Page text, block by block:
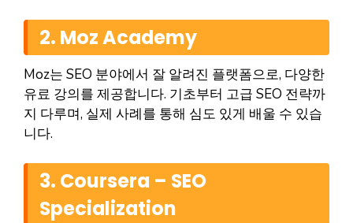
2. Moz Academy
Moz는 SEO 분야에서 잘 알려진 플랫폼으로, 다양한
유료 강의를 제공합니다. 기초부터 고급 SEO 전략까
지 다루며, 실제 사례를 통해 심도 있게 배울 수 있습
니다.
3. Coursera – SEO
Specialization